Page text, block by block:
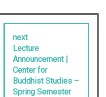
next
Lecture
Announcement |
Center for
Buddhist Studies –
Spring Semester